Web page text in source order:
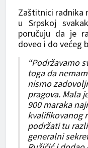
Zaštitnici radnika
u Srpskoj
poručuju da je
doveo i do većeg
“Podržavamo
toga da
nismo
pragova. Mala
900 maraka
kvalifikovanog
podržati tu
generalni